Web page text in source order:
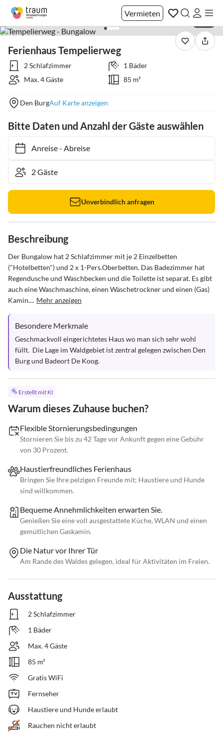
Vermieten
Ferienhaus Tempelierweg
2 Schlafzimmer
1 Bäder
Max. 4 Gäste
85 m²
Den BurgAuf Karte anzeigen
Bitte Daten und Anzahl der Gäste auswählen
Anreise- Abreise
Unverbindlich anfragen
Beschreibung
Der Bungalow hat 2 Schlafzimmer mit je 2 Einzelbetten
("Hotelbetten") und 2 x 1-Pers.Oberbetten. Das Badezimmer hat
Regendusche und Waschbecken und die Toilette ist separat. Es gibt
auch eine Waschmaschine, einen Wäschetrockner und einen (Gas)
Kamin.... Mehr anzeigen
Besondere Merkmale
Geschmackvoll eingerichtetes Haus wo man sich sehr wohl
füllt.  Die Lage im Waldgebiet ist zentral gelegen zwischen Den
Burg und Badeort De Koog.
Erstellt mit KI
Warum dieses Zuhause buchen?
Flexible Stornierungsbedingungen
Stornieren Sie bis zu 42 Tage vor Ankunft gegen eine Gebühr
von 30 Prozent.
Haustierfreundliches Ferienhaus
Bringen Sie Ihre pelzigen Freunde mit; Haustiere und Hunde
sind willkommen.
Bequeme Annehmlichkeiten erwarten Sie.
Genießen Sie eine voll ausgestattete Küche, WLAN und einen
gemütlichen Gaskamin.
Die Natur vor Ihrer Tür
Am Rande des Waldes gelegen, ideal für Aktivitäten im Freien.
Ausstattung
2 Schlafzimmer
1 Bäder
Max. 4 Gäste
85 m²
Gratis WiFi
Fernseher
Haustiere und Hunde erlaubt
Rauchen nicht erlaubt